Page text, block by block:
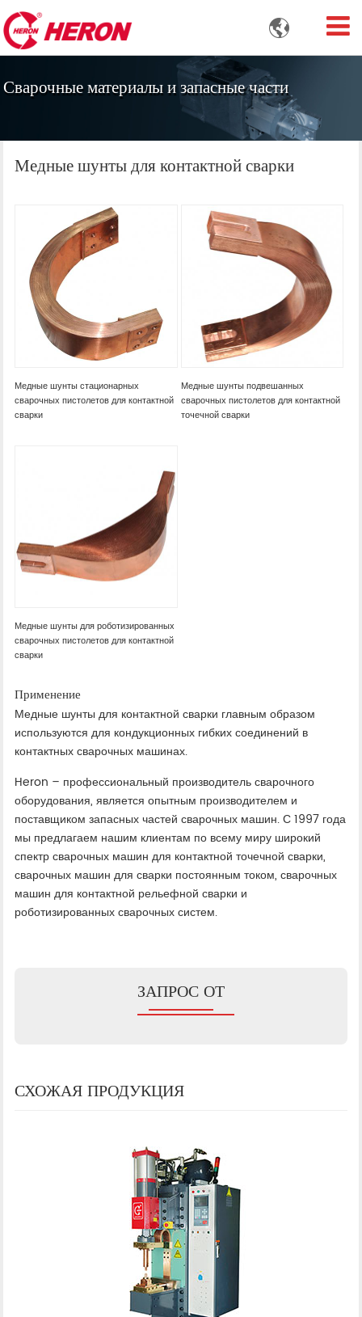

Сварочные материалы и запасные части
Медные шунты для контактной сварки
Медные шунты стационарных
сварочных пистолетов для контактной
сварки
Медные шунты подвешанных
сварочных пистолетов для контактной
точечной сварки
Медные шунты для роботизированных
сварочных пистолетов для контактной
сварки
Применение
Медные шунты для контактной сварки главным образом
используются для кондукционных гибких соединений в
контактных сварочных машинах.
Heron – профессиональный производитель сварочного
оборудования, является опытным производителем и
поставщиком запасных частей сварочных машин. С 1997 года
мы предлагаем нашим клиентам по всему миру широкий
спектр сварочных машин для контактной точечной сварки,
сварочных машин для сварки постоянным током, сварочных
машин для контактной рельефной сварки и
роботизированных сварочных систем.
ЗАПРОС ОТ
СХОЖАЯ ПРОДУКЦИЯ